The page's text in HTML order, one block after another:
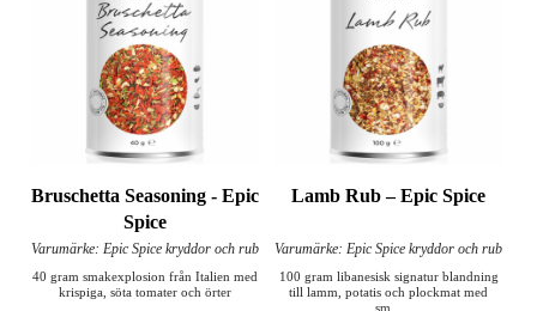
Bruschetta Seasoning - Epic
Spice
Varumärke: Epic Spice kryddor och rub
40 gram smakexplosion från Italien med
krispiga, söta tomater och örter
Lamb Rub – Epic Spice
Varumärke: Epic Spice kryddor och rub
100 gram libanesisk signatur blandning
till lamm, potatis och plockmat med
sm...